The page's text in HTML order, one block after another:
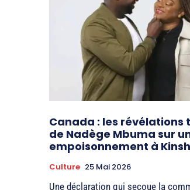
Canada : les révélations
de Nadège Mbuma sur
empoisonnement à
Culture 25 Mai 2026
Une déclaration qui secoue la